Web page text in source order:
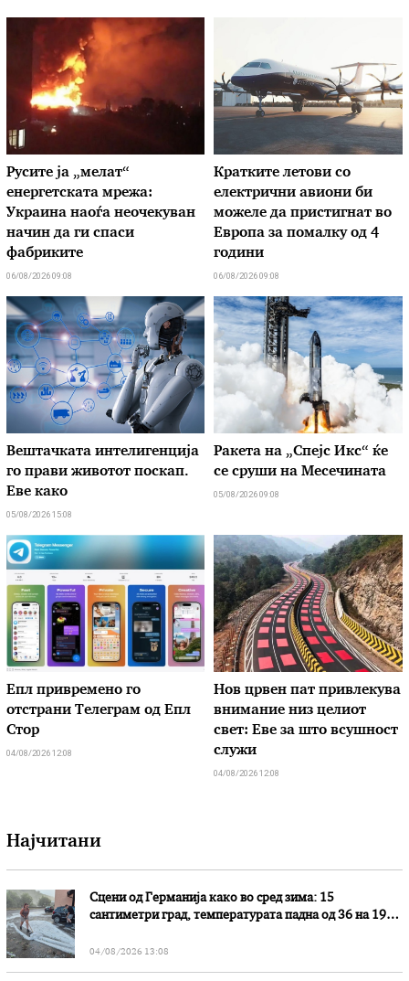
Русите ја „мелат“
енергетската мрежа:
Украина наоѓа неочекуван
начин да ги спаси
фабриките
06/08/2026 09:08
Кратките летови со
електрични авиони би
можеле да пристигнат во
Европа за помалку од 4
години
06/08/2026 09:08
Вештачката интелигенција
го прави животот поскап.
Еве како
05/08/2026 15:08
Ракета на „Спејс Икс“ ќе
се сруши на Месечината
05/08/2026 09:08
Епл привремено го
отстрани Телеграм од Епл
Стор
04/08/2026 12:08
Нов црвен пат привлекува
внимание низ целиот
свет: Еве за што всушност
служи
04/08/2026 12:08
Најчитани
Сцени од Германија како во сред зима: 15
сантиметри град, температурата падна од 36 на 19
04/08/2026 13:08